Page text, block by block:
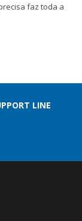
faz toda a
LINE